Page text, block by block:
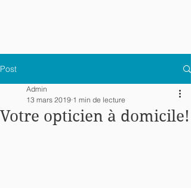
Post
Votre opticien à domicile!
Admin
13 mars 2019 1 min de lecture